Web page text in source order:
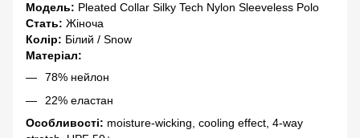
Модель: Pleated Collar Silky Tech Nylon Sleeveless Polo
Стать: Жіноча
Колір: Білий / Snow
Матеріал:
78% нейлон
22% еластан
Особливості: moisture-wicking, cooling effect, 4-way